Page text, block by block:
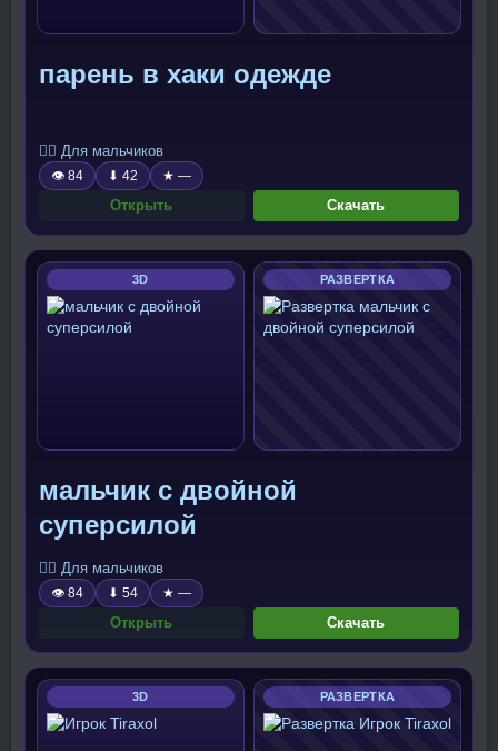
парень в хаки одежде
🧍‍♂️ Для мальчиков
👁 84 ⬇ 42 ★ —
Открыть Скачать
3D РАЗВЕРТКА
мальчик с двойной
суперсилой
🧍‍♂️ Для мальчиков
👁 84 ⬇ 54 ★ —
Открыть Скачать
3D РАЗВЕРТКА